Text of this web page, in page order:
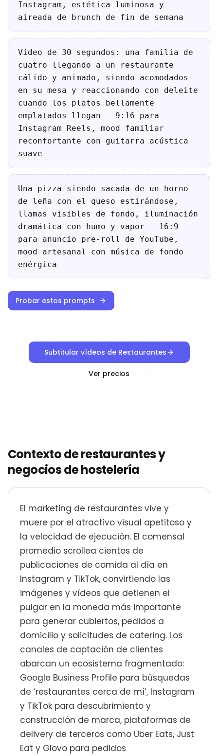
Instagram, estética luminosa y
aireada de brunch de fin de semana
Vídeo de 30 segundos: una familia de
cuatro llegando a un restaurante
cálido y animado, siendo acomodados
en su mesa y reaccionando con deleite
cuando los platos bellamente
emplatados llegan — 9:16 para
Instagram Reels, mood familiar
reconfortante con guitarra acústica
suave
Una pizza siendo sacada de un horno
de leña con el queso estirándose,
llamas visibles de fondo, iluminación
dramática con humo y vapor — 16:9
para anuncio pre-roll de YouTube,
mood artesanal con música de fondo
enérgica
Probar estos prompts
Subtitular vídeos de Restaurantes
Ver precios
Contexto de restaurantes y
negocios de hostelería
El marketing de restaurantes vive y
muere por el atractivo visual apetitoso y
la velocidad de ejecución. El comensal
promedio scrollea cientos de
publicaciones de comida al día en
Instagram y TikTok, convirtiendo las
imágenes y vídeos que detienen el
pulgar en la moneda más importante
para generar cubiertos, pedidos a
domicilio y solicitudes de catering. Los
canales de captación de clientes
abarcan un ecosistema fragmentado:
Google Business Profile para búsquedas
de ‘restaurantes cerca de mí’, Instagram
y TikTok para descubrimiento y
construcción de marca, plataformas de
delivery de terceros como Uber Eats, Just
Eat y Glovo para pedidos